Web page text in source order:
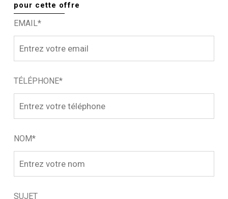
pour cette offre
EMAIL*
TÉLÉPHONE*
NOM*
SUJET